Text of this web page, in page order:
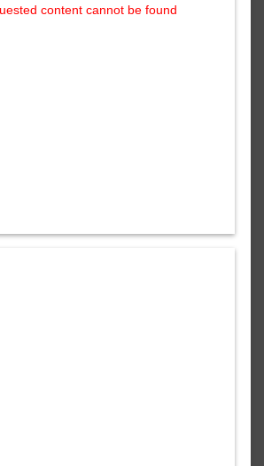
content cannot be found